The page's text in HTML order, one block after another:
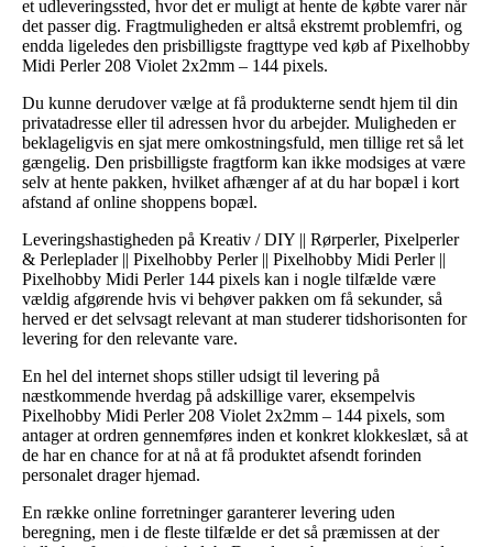
et udleveringssted, hvor det er muligt at hente de købte varer når
det passer dig. Fragtmuligheden er altså ekstremt problemfri, og
endda ligeledes den prisbilligste fragttype ved køb af Pixelhobby
Midi Perler 208 Violet 2x2mm – 144 pixels.
Du kunne derudover vælge at få produkterne sendt hjem til din
privatadresse eller til adressen hvor du arbejder. Muligheden er
beklageligvis en sjat mere omkostningsfuld, men tillige ret så let
gængelig. Den prisbilligste fragtform kan ikke modsiges at være
selv at hente pakken, hvilket afhænger af at du har bopæl i kort
afstand af online shoppens bopæl.
Leveringshastigheden på Kreativ / DIY || Rørperler, Pixelperler
& Perleplader || Pixelhobby Perler || Pixelhobby Midi Perler ||
Pixelhobby Midi Perler 144 pixels kan i nogle tilfælde være
vældig afgørende hvis vi behøver pakken om få sekunder, så
herved er det selvsagt relevant at man studerer tidshorisonten for
levering for den relevante vare.
En hel del internet shops stiller udsigt til levering på
næstkommende hverdag på adskillige varer, eksempelvis
Pixelhobby Midi Perler 208 Violet 2x2mm – 144 pixels, som
antager at ordren gennemføres inden et konkret klokkeslæt, så at
de har en chance for at nå at få produktet afsendt forinden
personalet drager hjemad.
En række online forretninger garanterer levering uden
beregning, men i de fleste tilfælde er det så præmissen at der